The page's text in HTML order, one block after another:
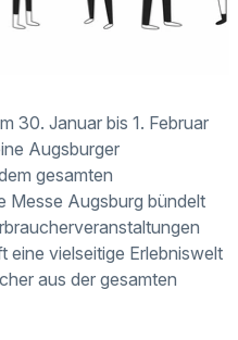
30. Januar bis 1. Februar
Augsburger
gesamten
Messe Augsburg bündelt
eine vielseitige Erlebniswelt
aus der gesamten